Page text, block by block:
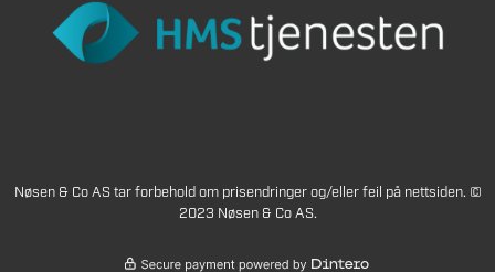
Nøsen & Co AS tar forbehold om prisendringer og/eller feil på nettsiden. ©
2023 Nøsen & Co AS.